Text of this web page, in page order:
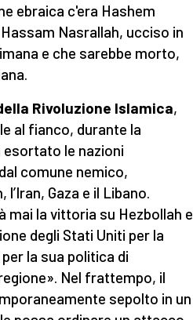
ebraica c'era Hashem
Nasrallah, ucciso in
e che sarebbe morto,
Rivoluzione Islamica,
al fianco, durante la
le nazioni
comune nemico,
Gaza e il Libano.
mai la vittoria su Hezbollah e
degli Stati Uniti per la
la sua politica di
Nel frattempo, il
sepolto in un